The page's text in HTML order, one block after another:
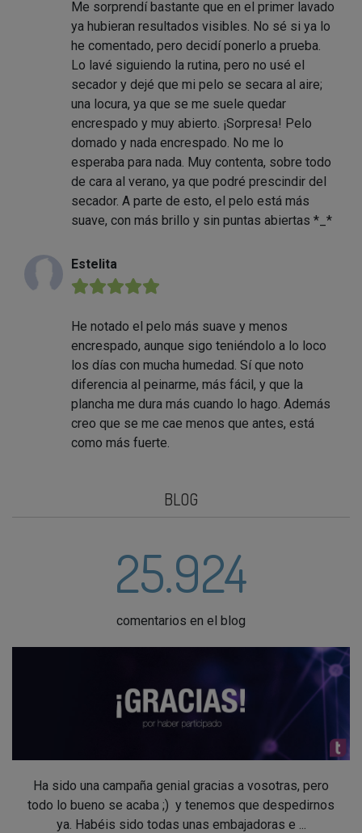
Me sorprendí bastante que en el primer lavado
ya hubieran resultados visibles. No sé si ya lo
he comentado, pero decidí ponerlo a prueba.
Lo lavé siguiendo la rutina, pero no usé el
secador y dejé que mi pelo se secara al aire;
una locura, ya que se me suele quedar
encrespado y muy abierto. ¡Sorpresa! Pelo
domado y nada encrespado. No me lo
esperaba para nada. Muy contenta, sobre todo
de cara al verano, ya que podré prescindir del
secador. A parte de esto, el pelo está más
suave, con más brillo y sin puntas abiertas *_*
Estelita
★★★★★
He notado el pelo más suave y menos
encrespado, aunque sigo teniéndolo a lo loco
los días con mucha humedad. Sí que noto
diferencia al peinarme, más fácil, y que la
plancha me dura más cuando lo hago. Además
creo que se me cae menos que antes, está
como más fuerte.
BLOG
25.924
comentarios en el blog
Ha sido una campaña genial gracias a vosotras, pero
todo lo bueno se acaba ;) y tenemos que despedirnos
ya. Habéis sido todas unas embajadoras e ...